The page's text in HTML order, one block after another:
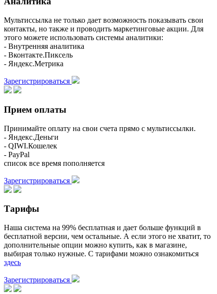
Мультиссылка не только дает возможность показывать свои
контакты, но также и проводить маркетинговые акции. Для
этого можете использовать системы аналитики:
- Внутренняя аналитика
- Вконтакте.Пиксель
- Яндекс.Метрика
Зарегистрироваться
Прием оплаты
Принимайте оплату на свои счета прямо с мультиссылки.
- Яндекс.Деньги
- QIWI.Кошелек
- PayPal
список все время пополняется
Зарегистрироваться
Тарифы
Наша система на 99% бесплатная и дает больше функций в
бесплатной версии, чем остальные. А если этого не хватит, то
дополнительные опции можно купить, как в магазине,
выбирая только нужные. С тарифами можно ознакомиться
здесь
Зарегистрироваться